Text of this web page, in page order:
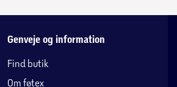
Genveje og information
Find butik
Om føtex